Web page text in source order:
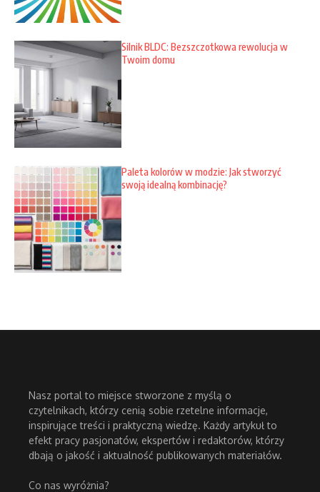
Silnik BLDC: Bezszczotkowa rewolucja w
Twoim domu
Paleta kolorów w modzie: Jak stworzyć
swoją idealną kombinację?
Nasz portal to miejsce stworzone z myślą o
czytelnikach, którzy cenią sobie rzetelne informacje,
inspirujące treści i praktyczną wiedzę. Każdy artykuł to
efekt pracy pasjonatów, ekspertów i redaktorów, którzy
dbają o jakość i aktualność publikowanych materiałów.
Co nas wyróżnia?